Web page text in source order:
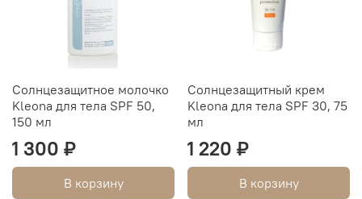
Солнцезащитное молочко
Kleona для тела SPF 50,
150 мл
1 300 ₽
В корзину
Cолнцезащитный крем
Kleona для тела SPF 30, 75
мл
1 220 ₽
В корзину